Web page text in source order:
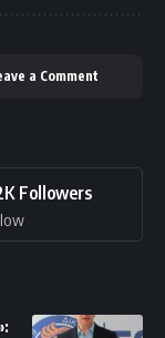
a Comment
Followers